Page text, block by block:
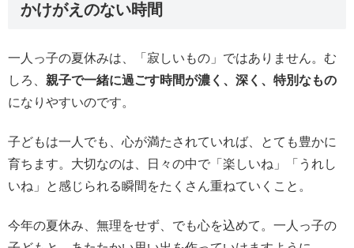
かけがえのない時間
一人っ子の夏休みは、「寂しいもの」ではありません。む
しろ、 親子で一緒に過ごす時間が濃く、深く、特別なもの
になりやすいのです。
子どもは一人でも、心が満たされていれば、とても豊かに
育ちます。大切なのは、日々の中で「楽しいね」「うれし
いね」と感じられる瞬間をたくさん重ねていくこと。
今年の夏休み、無理をせず、でも心を込めて。一人っ子の